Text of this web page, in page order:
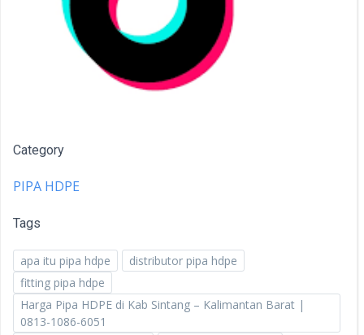
Category
PIPA HDPE
Tags
apa itu pipa hdpe
distributor pipa hdpe
fitting pipa hdpe
Harga Pipa HDPE di Kab Sintang – Kalimantan Barat |
0813-1086-6051